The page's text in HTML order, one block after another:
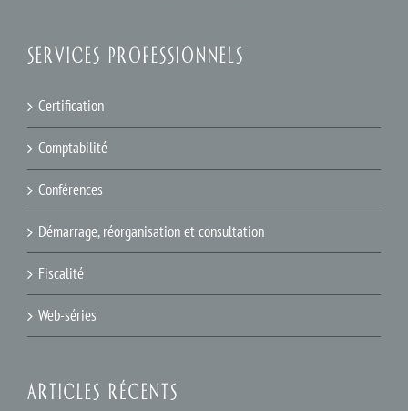
SERVICES PROFESSIONNELS
Certification
Comptabilité
Conférences
Démarrage, réorganisation et consultation
Fiscalité
Web-séries
ARTICLES RÉCENTS